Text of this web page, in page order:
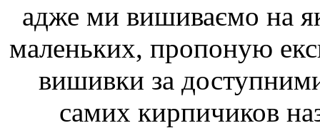
адже ми вишиваємо на
маленьких, пропоную
вишивки за
самих кирпичиков